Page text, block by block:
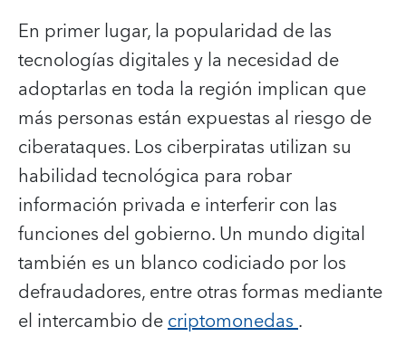
En primer lugar, la popularidad de las
tecnologías digitales y la necesidad de
adoptarlas en toda la región implican que
más personas están expuestas al riesgo de
ciberataques. Los ciberpiratas utilizan su
habilidad tecnológica para robar
información privada e interferir con las
funciones del gobierno. Un mundo digital
también es un blanco codiciado por los
defraudadores, entre otras formas mediante
el intercambio decriptomonedas.